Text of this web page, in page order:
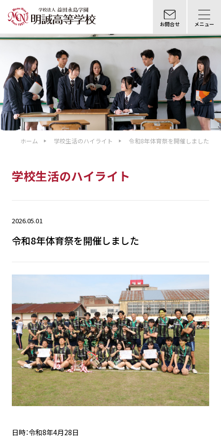
お問合せ メニュー
ホーム 学校生活のハイライト 令和8年体育祭を開催しました
学校生活のハイライト
2026.05.01
令和8年体育祭を開催しました
日時：令和8年4月28日